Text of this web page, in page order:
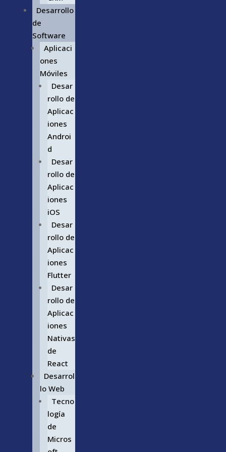
Desarrollo
de
Software
Aplicaci
ones
Móviles
Desar
rollo de
Aplicac
iones
Androi
d
Desar
rollo de
Aplicac
iones
iOS
Desar
rollo de
Aplicac
iones
Flutter
Desar
rollo de
Aplicac
iones
Nativas
de
React
Desarrol
lo Web
Tecno
logía
de
Micros